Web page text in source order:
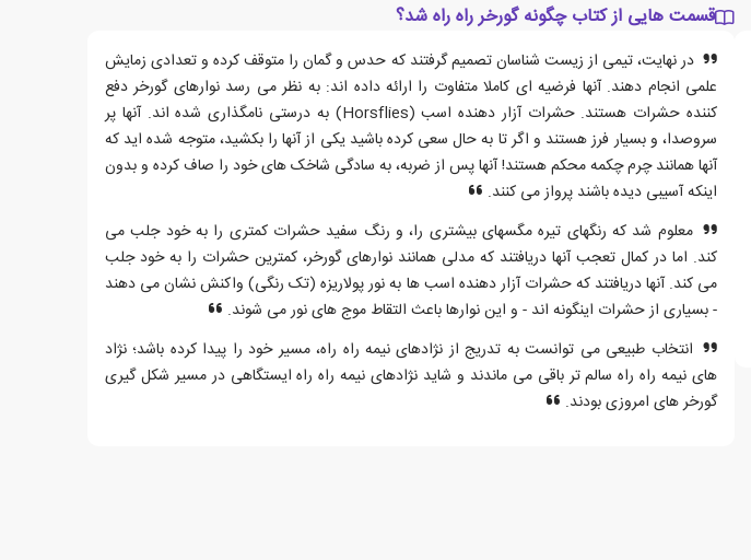
قسمت هایی از کتاب چگونه گورخر راه راه شد؟
در نهایت، تیمی از زیست شناسان تصمیم گرفتند که حدس و گمان را متوقف کرده و تعدادی زمایش
علمی انجام دهند. آنها فرضیه ای کاملا متفاوت را ارائه داده اند: به نظر می رسد نوارهای گورخر دفع
کننده حشرات هستند. حشرات آزار دهنده اسب (Horsflies) به درستی نامگذاری شده اند. آنها پر
سروصدا، و بسیار فرز هستند و اگر تا به حال سعی کرده باشید یکی از آنها را بکشید، متوجه شده اید که
آنها همانند چرم چکمه محکم هستند! آنها پس از ضربه، به سادگی شاخک های خود را صاف کرده و بدون
اینکه آسیبی دیده باشند پرواز می کنند.
معلوم شد که رنگهای تیره مگسهای بیشتری را، و رنگ سفید حشرات کمتری را به خود جلب می
کند. اما در کمال تعجب آنها دریافتند که مدلی همانند نوارهای گورخر، کمترین حشرات را به خود جلب
می کند. آنها دریافتند که حشرات آزار دهنده اسب ها به نور پولاریزه (تک رنگی) واکنش نشان می دهند
- بسیاری از حشرات اینگونه اند - و این نوارها باعث التقاط موج های نور می شوند.
انتخاب طبیعی می توانست به تدریج از نژادهای نیمه راه راه، مسیر خود را پیدا کرده باشد؛ نژاد
های نیمه راه راه سالم تر باقی می ماندند و شاید نژادهای نیمه راه راه ایستگاهی در مسیر شکل گیری
گورخر های امروزی بودند.